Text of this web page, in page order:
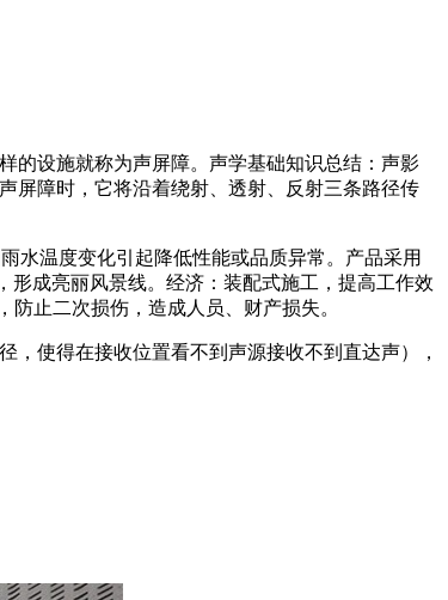
的设施就称为声屏障。声学基础知识总结：声影
屏障时，它将沿着绕射、透射、反射三条路径传
水温度变化引起降低性能或品质异常。产品采用
成亮丽风景线。经济：装配式施工，提高工作效
止二次损伤，造成人员、财产损失。
使得在接收位置看不到声源接收不到直达声），